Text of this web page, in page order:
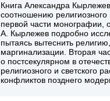
Книга Александра
соотношению
первой части монографии,
А. Кырлежев подробно
пытаясь вытеснить
маргинализации. Вторая
о постсекулярном в
религиозного и светского
конфликтов позднего